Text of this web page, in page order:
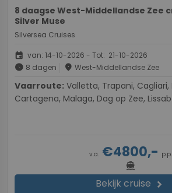
8 daagse West-Middellandse Zee
Silver Muse
Silversea Cruises
event van: 14-10-2026 - Tot: 21-10-2026
schedule 8 dagen place West-Middellandse Zee
Vaarroute:
Cartagena, Malaga, Dag op Zee,
v.a. €4800,- p.p.
directions_boat
Bekijk cruise chevron_right